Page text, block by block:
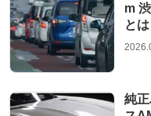
m
とは
純